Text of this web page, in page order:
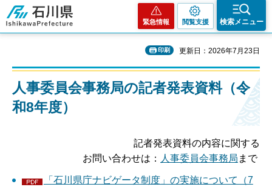
石川県
緊急情報 閲覧支援 検索メニュー
印刷 更新日：2026年7月23日
人事委員会事務局の記者発表資料（令
和8年度）
記者発表資料の内容に関する
お問い合わせは： 人事委員会事務局 まで
「石川県庁ナビゲータ制度」の実施について（7